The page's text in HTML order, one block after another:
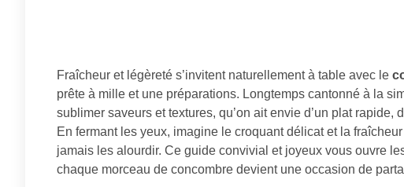
Fraîcheur et légèreté s’invitent naturellement à table avec le
prête à mille et une préparations. Longtemps cantonné à la
sublimer saveurs et textures, qu’on ait envie d’un plat rapide,
En fermant les yeux, imagine le croquant délicat et la
jamais les alourdir. Ce guide convivial et joyeux vous ouvre
chaque morceau de concombre devient une occasion de